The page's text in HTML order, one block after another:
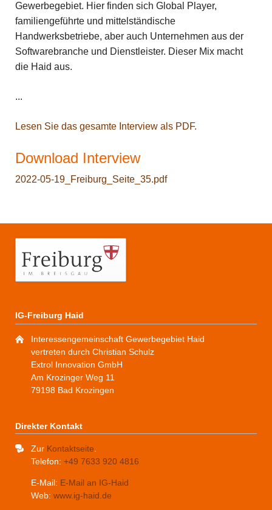
Gewerbegebiet. Hier finden sich Global Player,
familiengeführte und mittelständische
Handwerksbetriebe, aber auch Unternehmen aus der
Softwarebranche und Dienstleister. Dieser Mix macht
die Haid aus.
...
Lesen Sie das gesamte Interview als PDF.
Download Interview
2022-05-19_Freiburg_Seite_35.pdf
IG-Freiburg Haid
Interessengemeinschaft Gewerbegebiet Haid
vertreten durch Christian Schulz
Extrol Innovation GmbH
Am Krozinger Weg 11
79198 Bad Krozingen
Direkter Kontakt
Zur Kontaktseite
Telefon:+49 7633 920 4816
E-Mail: E-Mail an IG-Haid
Web:www.ig-haid.de